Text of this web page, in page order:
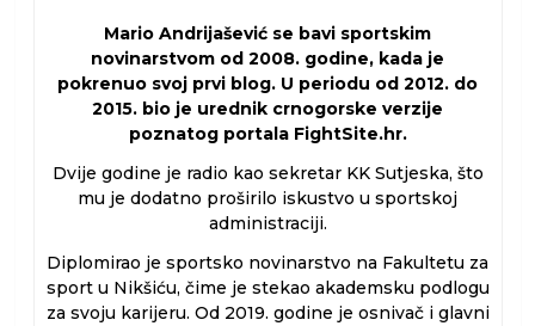
Mario Andrijašević se bavi sportskim
novinarstvom od 2008. godine, kada je
pokrenuo svoj prvi blog. U periodu od 2012. do
2015. bio je urednik crnogorske verzije
poznatog portala FightSite.hr.
Dvije godine je radio kao sekretar KK Sutjeska, što
mu je dodatno proširilo iskustvo u sportskoj
administraciji.
Diplomirao je sportsko novinarstvo na Fakultetu za
sport u Nikšiću, čime je stekao akademsku podlogu
za svoju karijeru. Od 2019. godine je osnivač i glavni